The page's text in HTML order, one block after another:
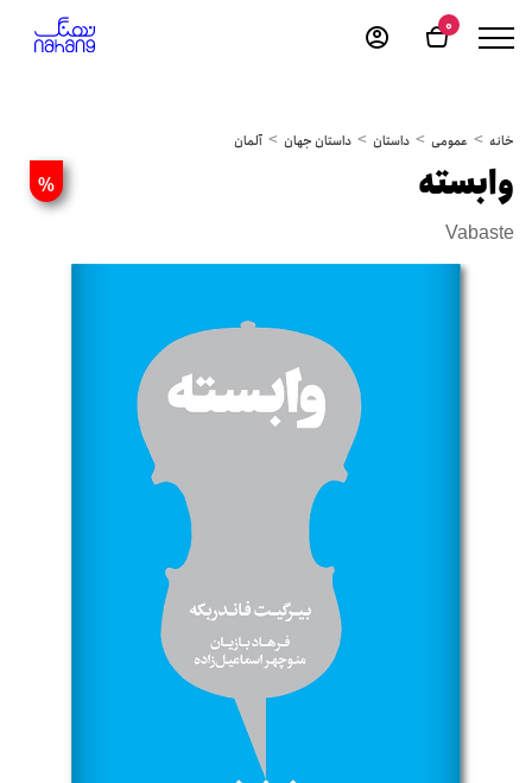
0
خانه عمومی داستان داستان جهان آلمان
% وابسته
Vabaste